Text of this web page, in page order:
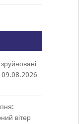
09.08.2026
вітер